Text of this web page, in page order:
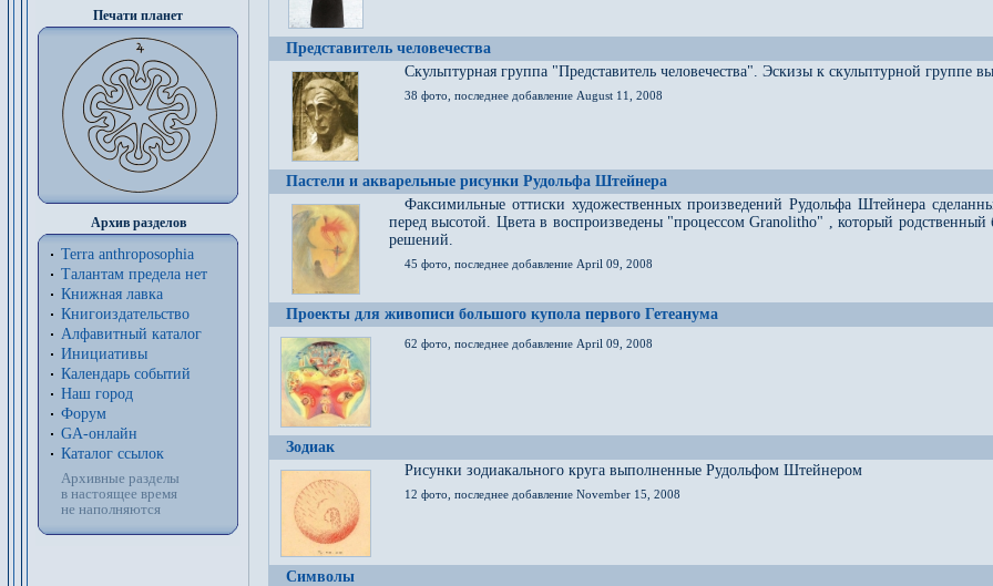
Печати планет
Архив разделов
Terra anthroposophia
Талантам предела нет
Книжная лавка
Книгоиздательство
Алфавитный каталог
Инициативы
Календарь событий
Наш город
Форум
GA-онлайн
Каталог ссылок
Архивные разделы
в настоящее время
не наполняются
Представитель человечества
Скульптурная группа "Представитель человечества". Эскизы к скульптурной
38 фото, последнее добавление August 11, 2008
Пастели и акварельные рисунки Рудольфа Штейнера
Факсимильные оттиски художественных произведений Рудольфа Штейнера
перед высотой. Цвета в воспроизведены "процессом Granolitho" , который
решений.
45 фото, последнее добавление April 09, 2008
Проекты для живописи большого купола первого Гетеанума
62 фото, последнее добавление April 09, 2008
Зодиак
Рисунки зодиакального круга выполненные Рудольфом Штейнером
12 фото, последнее добавление November 15, 2008
Символы